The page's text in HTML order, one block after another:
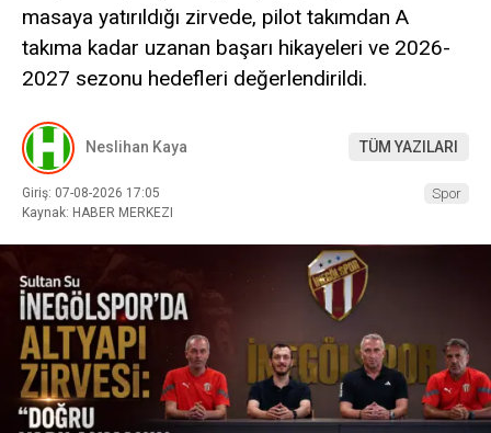
masaya yatırıldığı zirvede, pilot takımdan A
takıma kadar uzanan başarı hikayeleri ve 2026-
2027 sezonu hedefleri değerlendirildi.
Neslihan Kaya TÜM YAZILARI
Giriş: 07-08-2026 17:05
Kaynak: HABER MERKEZI
Spor